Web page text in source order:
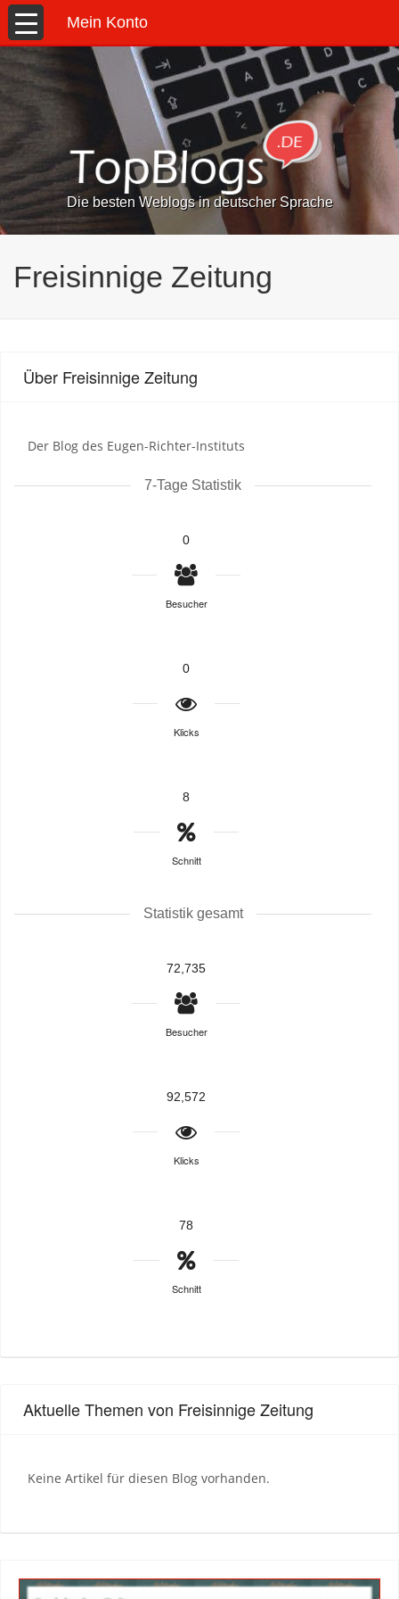
Mein Konto
Die besten Weblogs in deutscher Sprache
Freisinnige Zeitung
Über Freisinnige Zeitung
Der Blog des Eugen-Richter-Instituts
7-Tage Statistik
0
Besucher
0
Klicks
8
Schnitt
Statistik gesamt
72,735
Besucher
92,572
Klicks
78
Schnitt
Aktuelle Themen von Freisinnige Zeitung
Keine Artikel für diesen Blog vorhanden.